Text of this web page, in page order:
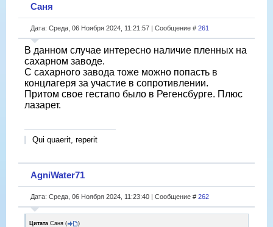
Саня
Дата: Среда, 06 Ноября 2024, 11:21:57 | Сообщение # 261
В данном случае интересно наличие пленных на
сахарном заводе.
С сахарного завода тоже можно попасть в
концлагеря за участие в сопротивлении.
Притом свое гестапо было в Регенсбурге. Плюс
лазарет.
Qui quaerit, reperit
AgniWater71
Дата: Среда, 06 Ноября 2024, 11:23:40 | Сообщение # 262
Цитата Саня ( )